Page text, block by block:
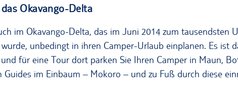
Okavango-Delta
im Okavango-Delta, das im Juni 2014 zum tausendsten
unbedingt in ihren Camper-Urlaub einplanen. Es ist
für eine Tour dort parken Sie Ihren Camper in Maun,
Guides im Einbaum – Mokoro – und zu Fuß durch diese